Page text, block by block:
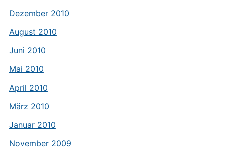
Dezember 2010
August 2010
Juni 2010
Mai 2010
April 2010
März 2010
Januar 2010
November 2009